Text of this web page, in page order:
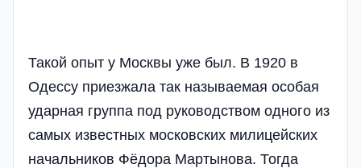
Такой опыт у Москвы уже был. В 1920 в
Одессу приезжала так называемая особая
ударная группа под руководством одного из
самых известных московских милицейских
начальников Фёдора Мартынова. Тогда